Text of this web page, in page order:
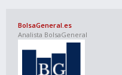
BolsaGeneral.es
Analista BolsaGeneral